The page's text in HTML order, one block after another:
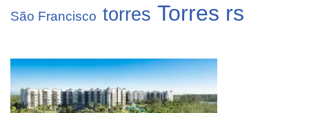
São Francisco torres Torres rs